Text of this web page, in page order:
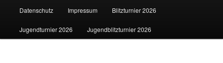
Datenschutz Impressum Blitzturnier 2026
Jugendturnier 2026 Jugendblitzturnier 2026